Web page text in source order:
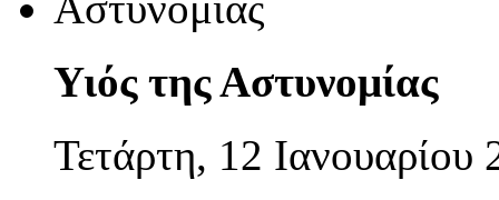
Υιός της Αστυνομίας
Τετάρτη, 12 Ιανουαρίου